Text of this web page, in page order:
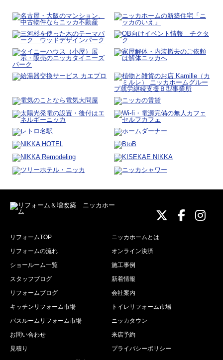
ニッカ
ニッニ
リフォームTOP
ニッカホームとは
リフォームの流れ
オンライン決済
ショールーム一覧
施工事例
スタッフブログ
新着情報
リフォームブログ
会社案内
キッチンリフォーム市場
トイレリフォーム市場
バスルームリフォーム市場
ニッカタウン
お問い合わせ
来店予約
見積り
プライバシーポリシー